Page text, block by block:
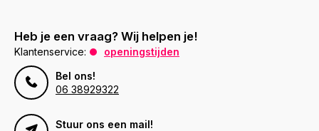
Heb je een vraag? Wij helpen je!
Klantenservice:
openingstijden
Bel ons!
06 38929322
Stuur ons een mail!